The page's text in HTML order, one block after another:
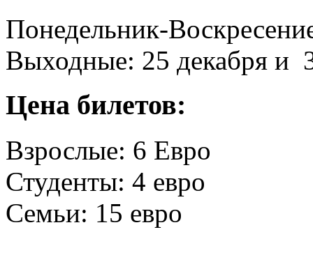
Понедельник-
Выходные: 25 декабря и
Цена билетов:
Взрослые: 6 Евро
Студенты: 4 евро
Семьи: 15 евро